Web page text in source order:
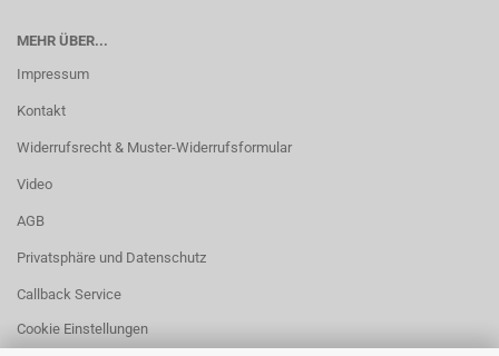
MEHR ÜBER...
Impressum
Kontakt
Widerrufsrecht & Muster-Widerrufsformular
Video
AGB
Privatsphäre und Datenschutz
Callback Service
Cookie Einstellungen